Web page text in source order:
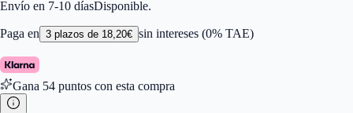
Color de Lentes:Transparente
Forma:Almohada
Género:Hombre
Largo de la Varilla (mm)
Marca
Tipo de Cristales :Normales
Envío en 7-10 díasDisponible.
Paga en 3 plazos de 18,20€ sin intereses (0% TAE)
Gana 54 puntos con esta compra